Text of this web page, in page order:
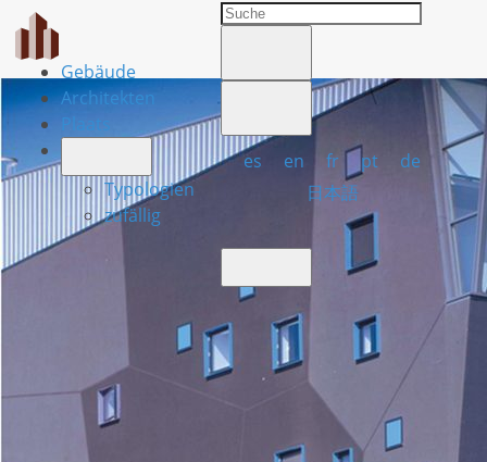
Gebäude
Architekten
Plaats
Typologien
zufällig
es en fr pt
de
日本語